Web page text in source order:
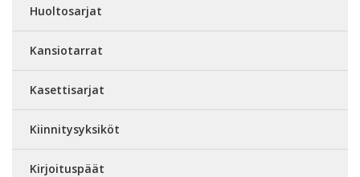
Huoltosarjat
Kansiotarrat
Kasettisarjat
Kiinnitysyksiköt
Kirjoituspäät